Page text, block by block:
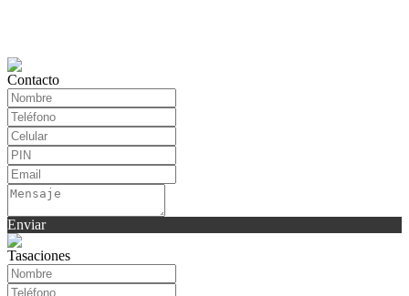
Contacto
Enviar
Tasaciones